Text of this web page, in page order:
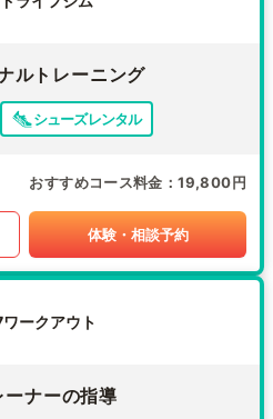
ルトレーニング
シューズレンタル
おすすめコース料金 19,800円
体験・相談予約
ークアウト
ーナーの指導